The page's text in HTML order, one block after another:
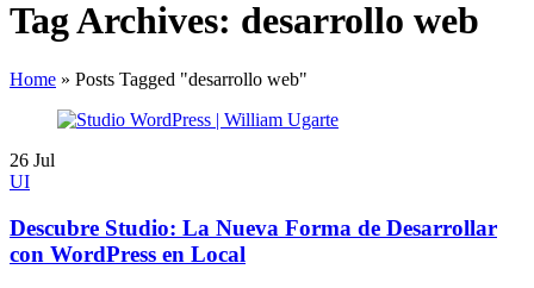
Tag Archives: desarrollo web
Home » Posts Tagged "desarrollo web"
26 Jul
UI
Descubre Studio: La Nueva Forma de Desarrollar
con WordPress en Local